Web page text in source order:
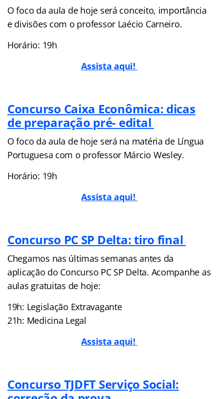
O foco da aula de hoje será conceito, importância
e divisões com o professor Laécio Carneiro.
Horário: 19h
Assista aqui!
Concurso Caixa Econômica: dicas
de preparação pré- edital
O foco da aula de hoje será na matéria de Língua
Portuguesa com o professor Márcio Wesley.
Horário: 19h
Assista aqui!
Concurso PC SP Delta: tiro final
Chegamos nas últimas semanas antes da
aplicação do Concurso PC SP Delta. Acompanhe as
aulas gratuitas de hoje:
19h: Legislação Extravagante
21h: Medicina Legal
Assista aqui!
Concurso TJDFT Serviço Social: